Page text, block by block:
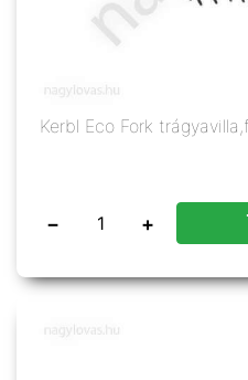
Kerbl Eco Fork
− +